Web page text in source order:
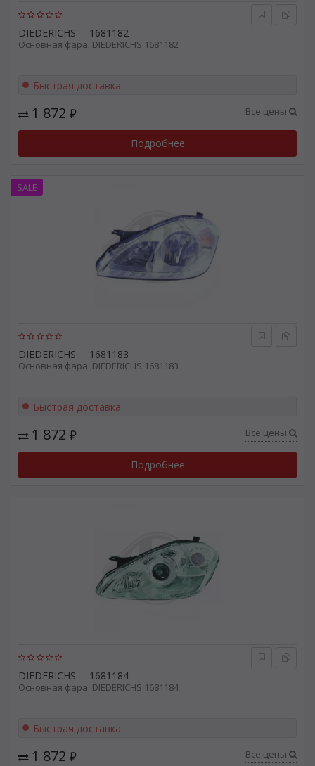
DIEDERICHS 1681182
Основная фара. DIEDERICHS 1681182
Быстрая доставка
1 872 ₽ Все цены
Подробнее
DIEDERICHS 1681183
Основная фара. DIEDERICHS 1681183
SALE
Быстрая доставка
1 872 ₽ Все цены
Подробнее
DIEDERICHS 1681184
Основная фара. DIEDERICHS 1681184
Быстрая доставка
1 872 ₽ Все цены